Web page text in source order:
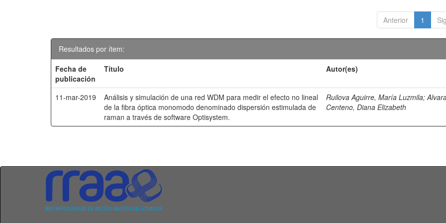
Anterior 1
Resultados por ítem:
Fecha de
publicación
Título Autor(es)
11-mar-2019
Análisis y simulación de una red WDM para medir el efecto no lineal
de la fibra óptica monomodo denominado dispersión estimulada de
raman a través de software Optisystem.
Ruilova Aguirre, María Luzmila;
Centeno, Diana Elizabeth